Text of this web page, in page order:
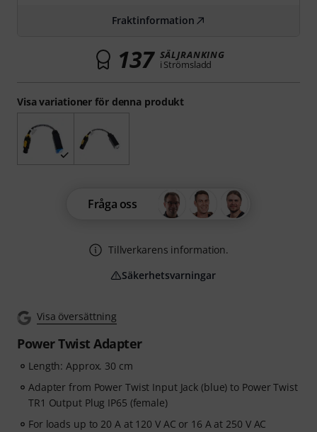
Visa översättning
Power Twist Adapter
Length: Approx. 30 cm
Adapter from Power Twist Input Jack (blue) to Power Twist
TR1 Output Plug IP65 (female)
For loads up to 20 A at 120 V AC or 16 A at 250 V AC
Visa variationer för denna produkt
Fraktinformation
137 SÄLJRANKING
i Strömsladd
Fråga oss
Tillverkarens information.
Säkerhetsvarningar